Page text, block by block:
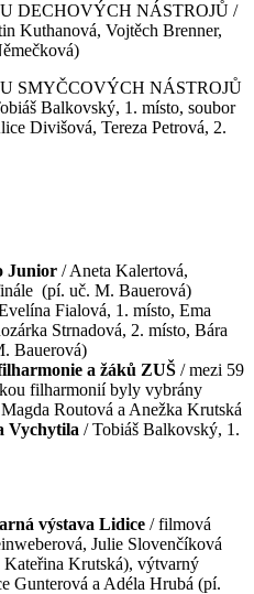
DECHOVÝCH NÁSTROJŮ /
Kuthanová, Vojtěch Brenner,
SMYČCOVÝCH NÁSTROJŮ
Balkovský, 1. místo, soubor
Divišová, Tereza Petrová, 2.
Junior / Aneta Kalertová,
(pí. uč. M. Bauerová)
Fialová, 1. místo, Ema
Strnadová, 2. místo, Bára
Bauerová)
a žáků ZUŠ / mezi 59
filharmonií byly vybrány
Routová a Anežka Krutská
Vychytila / Tobiáš Balkovský, 1.
výstava Lidice / filmová
Julie Slovenčíková
Krutská), výtvarný
Gunterová a Adéla Hrubá (pí.